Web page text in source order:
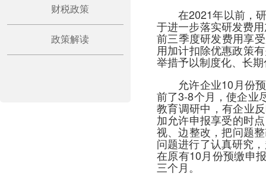
在2021年以前，
于进一步落实研发费
前三季度研发费用享
用加计扣除优惠政策
举措予以制度化、长
允许企业10月份
前了3-8个月，使企业
教育调研中，有企业
加允许申报享受的时
视、边整改，把问题
问题进行了认真研究
在原有10月份预缴申
三个月。
财税政策
政策解读